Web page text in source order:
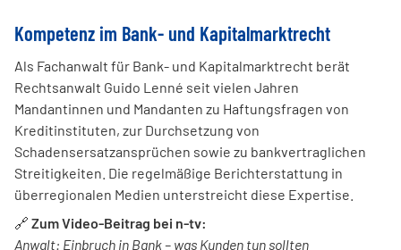
Kompetenz im Bank- und Kapitalmarktrecht
Als Fachanwalt für Bank- und Kapitalmarktrecht berät
Rechtsanwalt Guido Lenné seit vielen Jahren
Mandantinnen und Mandanten zu Haftungsfragen von
Kreditinstituten, zur Durchsetzung von
Schadensersatzansprüchen sowie zu bankvertraglichen
Streitigkeiten. Die regelmäßige Berichterstattung in
überregionalen Medien unterstreicht diese Expertise.
🔗 Zum Video-Beitrag bei n-tv:
Anwalt: Einbruch in Bank – was Kunden tun sollten